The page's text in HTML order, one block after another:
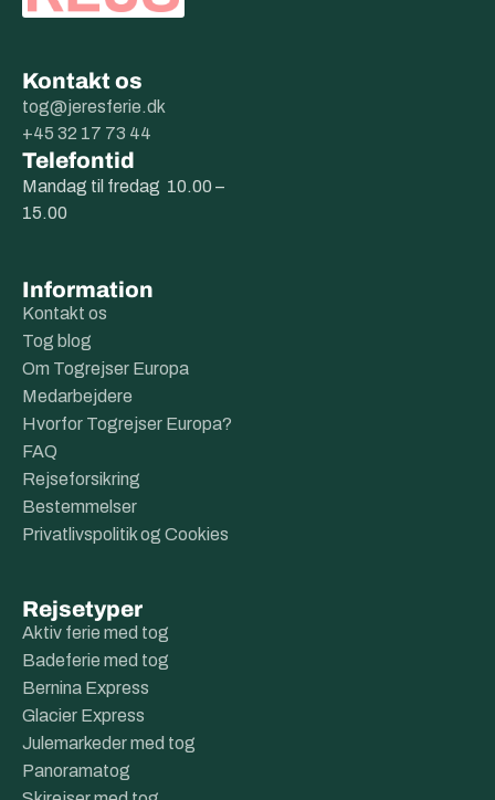
Kontakt os
tog@jeresferie.dk
+45 32 17 73 44
Telefontid
Mandag til fredag 10.00 –
15.00
Information
Kontakt os
Tog blog
Om Togrejser Europa
Medarbejdere
Hvorfor Togrejser Europa?
FAQ
Rejseforsikring
Bestemmelser
Privatlivspolitik og Cookies
Rejsetyper
Aktiv ferie med tog
Badeferie med tog
Bernina Express
Glacier Express
Julemarkeder med tog
Panoramatog